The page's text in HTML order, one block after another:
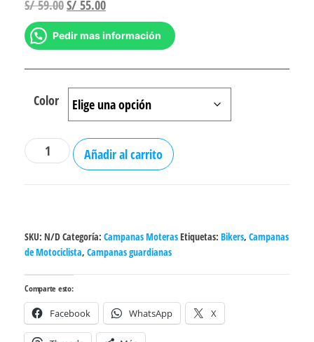
S/59.00El
precio
original
S/ 55.00El
precio
actual
Pedir mas información
Color
Campanas
Moteras
acero
cantidad
Añadir al carrito
SKU: N/DCategoría: Campanas MoterasEtiquetas: Bikers, Campanas
de Motociclista, Campanas guardianas
Comparte esto:
Facebook WhatsApp X